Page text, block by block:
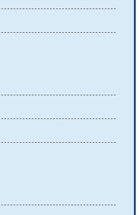
× ×
〇 〇